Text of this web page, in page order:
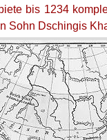
bis 1234
Sohn Dschingis